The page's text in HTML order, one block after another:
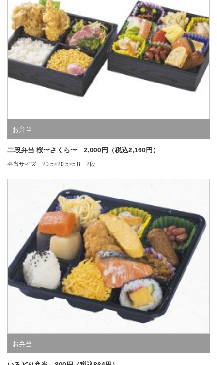
お弁当
二段弁当 桜〜さくら〜 2,000円（税込2,160円）
弁当サイズ 20.5×20.5×5.8 2段
お弁当